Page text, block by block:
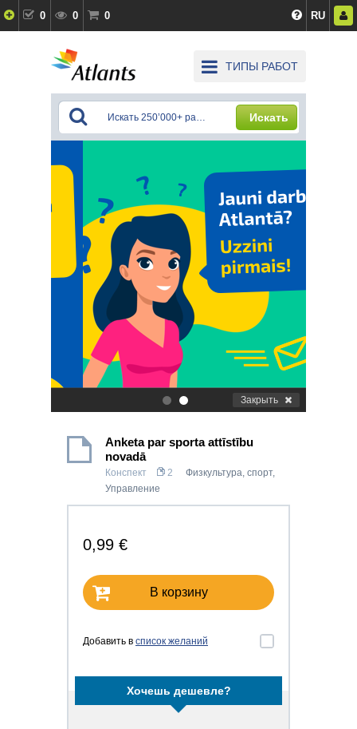
0 0 0 RU
ТИПЫ РАБОТ
Искать
. Закрыть
Anketa par sporta attīstību
novadā
Конспект 2 Физкультура, спорт,
Управление
0,99 €
В корзину
Добавить в список желаний
Хочешь дешевле?